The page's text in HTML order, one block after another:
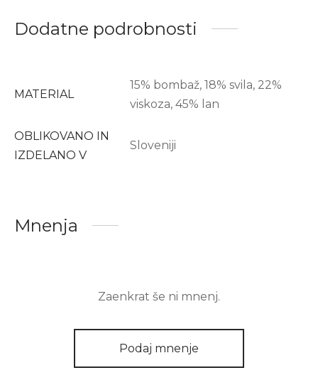
Dodatne podrobnosti
MATERIAL
15% bombaž, 18% svila, 22%
viskoza, 45% lan
OBLIKOVANO IN
IZDELANO V
Sloveniji
Mnenja
Zaenkrat še ni mnenj.
Podaj mnenje